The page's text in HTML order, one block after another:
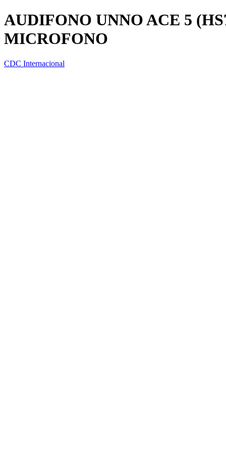
AUDIFONO UNNO ACE 5
MICROFONO
CDC Internacional